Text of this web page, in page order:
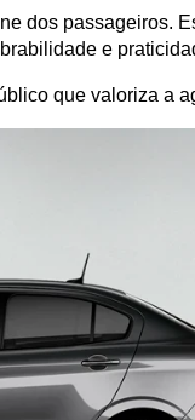
dos passageiros.
e
que valoriza a